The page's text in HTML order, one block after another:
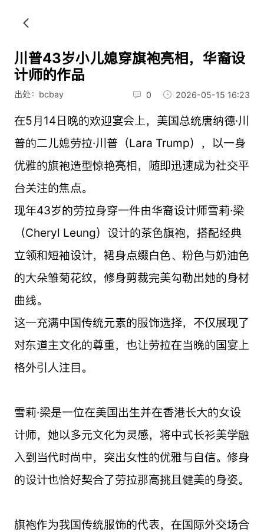
川普43岁小儿媳穿旗袍亮相，华裔设
计师的作品
出处：bcbay 0 2026-05-15 16:23
在5月14日晚的欢迎宴会上，美国总统唐纳德·川
普的二儿媳劳拉·川普（Lara Trump），以一身
优雅的旗袍造型惊艳亮相，随即迅速成为社交平
台关注的焦点。
现年43岁的劳拉身穿一件由华裔设计师雪莉·梁
（Cheryl Leung）设计的茶色旗袍，搭配经典
立领和短袖设计，裙身点缀白色、粉色与奶油色
的大朵雏菊花纹，修身剪裁完美勾勒出她的身材
曲线。
这一充满中国传统元素的服饰选择，不仅展现了
对东道主文化的尊重，也让劳拉在当晚的国宴上
格外引人注目。
雪莉·梁是一位在美国出生并在香港长大的女设
计师，她以多元文化为灵感，将中式长衫美学融
入到当代时尚中，突出女性的优雅与自信。修身
的设计也恰好契合了劳拉那高挑且健美的身姿。
旗袍作为我国传统服饰的代表，在国际外交场合